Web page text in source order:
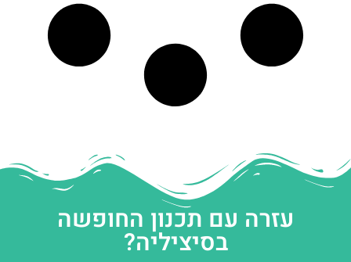
עזרה עם תכנון החופשה
בסיציליה?